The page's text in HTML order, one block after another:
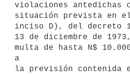
violaciones antedichas
situación prevista en
inciso D), del decreto
13 de diciembre de
multa de hasta N$
a
la previsión contenida